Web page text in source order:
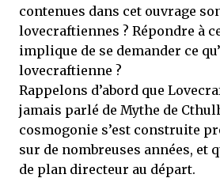
contenues dans cet ouvrage
lovecraftiennes ? Répondre à
implique de se demander ce
lovecraftienne ?
Rappelons d’abord que
jamais parlé de Mythe de
cosmogonie s’est construite
sur de nombreuses années, et
de plan directeur au départ.